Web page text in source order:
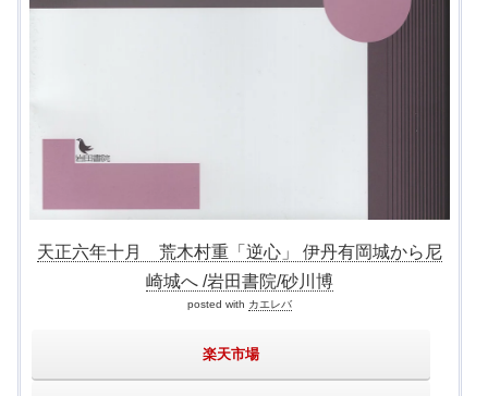
天正六年十月 荒木村重「逆心」 伊丹有岡城から尼
崎城へ /岩田書院/砂川博
posted with カエレバ
楽天市場